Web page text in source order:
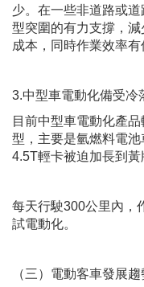
少。在一些非道路或
型突圍的有力支撐，
成本，同時作業效率有
3.中型車電動化備受冷
目前中型車電動化產
型，主要是氫燃料電
4.5T輕卡被迫加長到黃
每天行駛300公里內，
試電動化。
（三）電動客車發展趨